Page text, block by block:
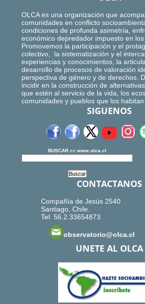
OLCA es una organización que
comunidades en conflicto
condiciones de profunda asimetría,
económico depredador impuesto en
Promovemos la participación y el
colectivo, la sistematización y el
experiencias y conocimientos, la
desarrollo de procesos de valoración
perspectiva de género y de derechos.
incidir en la construcción de
que estén al servicio de la vida, los
comunidades y pueblos que los habitan.
SIGUENOS
BUSCAR en www.olca.cl
CONTACTANOS
Compañía de Jesús 2540
Santiago, Chile.
Tel: 56.2.33654873
observatorio@olca.cl
UNETE AL OLCA